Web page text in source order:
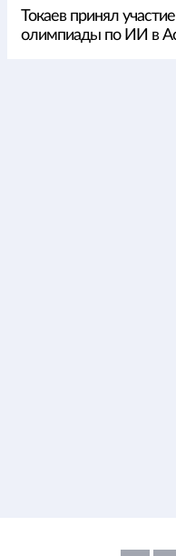
Токаев принял
олимпиады по ИИ в